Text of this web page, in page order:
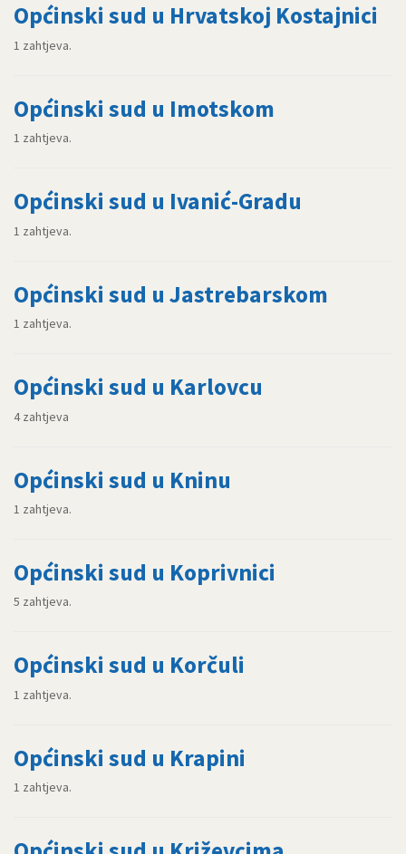
Općinski sud u Hrvatskoj Kostajnici
1 zahtjeva.
Općinski sud u Imotskom
1 zahtjeva.
Općinski sud u Ivanić-Gradu
1 zahtjeva.
Općinski sud u Jastrebarskom
1 zahtjeva.
Općinski sud u Karlovcu
4 zahtjeva
Općinski sud u Kninu
1 zahtjeva.
Općinski sud u Koprivnici
5 zahtjeva.
Općinski sud u Korčuli
1 zahtjeva.
Općinski sud u Krapini
1 zahtjeva.